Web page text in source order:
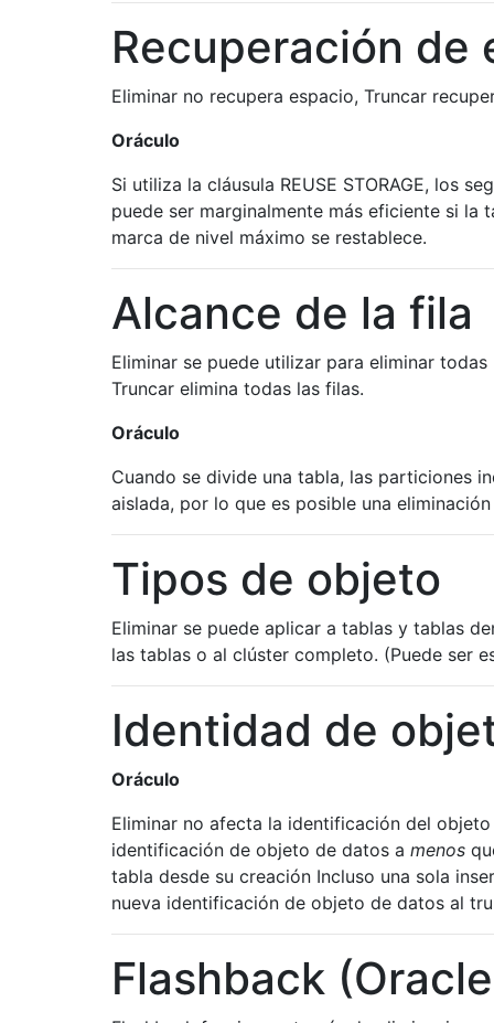
Recuperación de
Eliminar no recupera espacio, Truncar
Oráculo
Si utiliza la cláusula REUSE STORAGE, los
puede ser marginalmente más eficiente si la
marca de nivel máximo se restablece.
Alcance de la fila
Eliminar se puede utilizar para eliminar
Truncar elimina todas las filas.
Oráculo
Cuando se divide una tabla, las particiones
aislada, por lo que es posible una
Tipos de objeto
Eliminar se puede aplicar a tablas y tablas
las tablas o al clúster completo. (Puede ser
Identidad de
Oráculo
Eliminar no afecta la identificación del
identificación de objeto de datos a menos
tabla desde su creación Incluso una sola
nueva identificación de objeto de datos al
Flashback